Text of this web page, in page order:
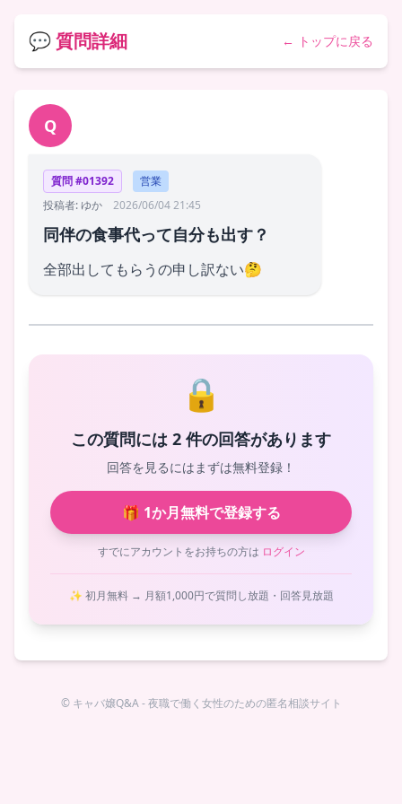
💬 質問詳細 ← トップに戻る
Q
質問 #01392
営業
投稿者: ゆか
2026/06/04 21:45
同伴の食事代って自分も出す？
全部出してもらうの申し訳ない🤔
🔒
この質問には 2 件の回答があります
回答を見るにはまずは無料登録！
🎁 1か月無料で登録する
すでにアカウントをお持ちの方は ログイン
✨ 初月無料 → 月額1,000円で質問し放題・回答見放題
© キャバ嬢Q&A - 夜職で働く女性のための匿名相談サイト